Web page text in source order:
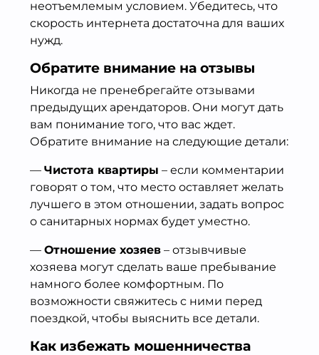
неотъемлемым условием. Убедитесь, что
скорость интернета достаточна для ваших
нужд.
Обратите внимание на отзывы
Никогда не пренебрегайте отзывами
предыдущих арендаторов. Они могут дать
вам понимание того, что вас ждет.
Обратите внимание на следующие детали:
— Чистота квартиры – если комментарии
говорят о том, что место оставляет желать
лучшего в этом отношении, задать вопрос
о санитарных нормах будет уместно.
— Отношение хозяев – отзывчивые
хозяева могут сделать ваше пребывание
намного более комфортным. По
возможности свяжитесь с ними перед
поездкой, чтобы выяснить все детали.
Как избежать мошенничества